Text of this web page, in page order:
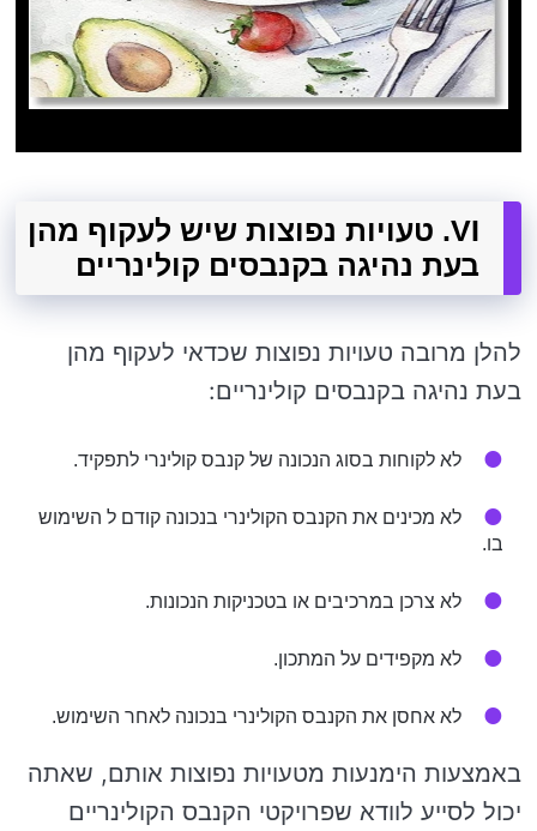
VI. טעויות נפוצות שיש לעקוף מהן
בעת ​​נהיגה בקנבסים קולינריים
להלן מרובה טעויות נפוצות שכדאי לעקוף מהן
בעת ​​נהיגה בקנבסים קולינריים:
לא לקוחות בסוג הנכונה של קנבס קולינרי לתפקיד.
לא מכינים את הקנבס הקולינרי בנכונה קודם ל השימוש
בו.
לא צרכן במרכיבים או בטכניקות הנכונות.
לא מקפידים על המתכון.
לא אחסן את הקנבס הקולינרי בנכונה לאחר השימוש.
באמצעות הימנעות מטעויות נפוצות אותם, שאתה
יכול לסייע לוודא שפרויקטי הקנבס הקולינריים